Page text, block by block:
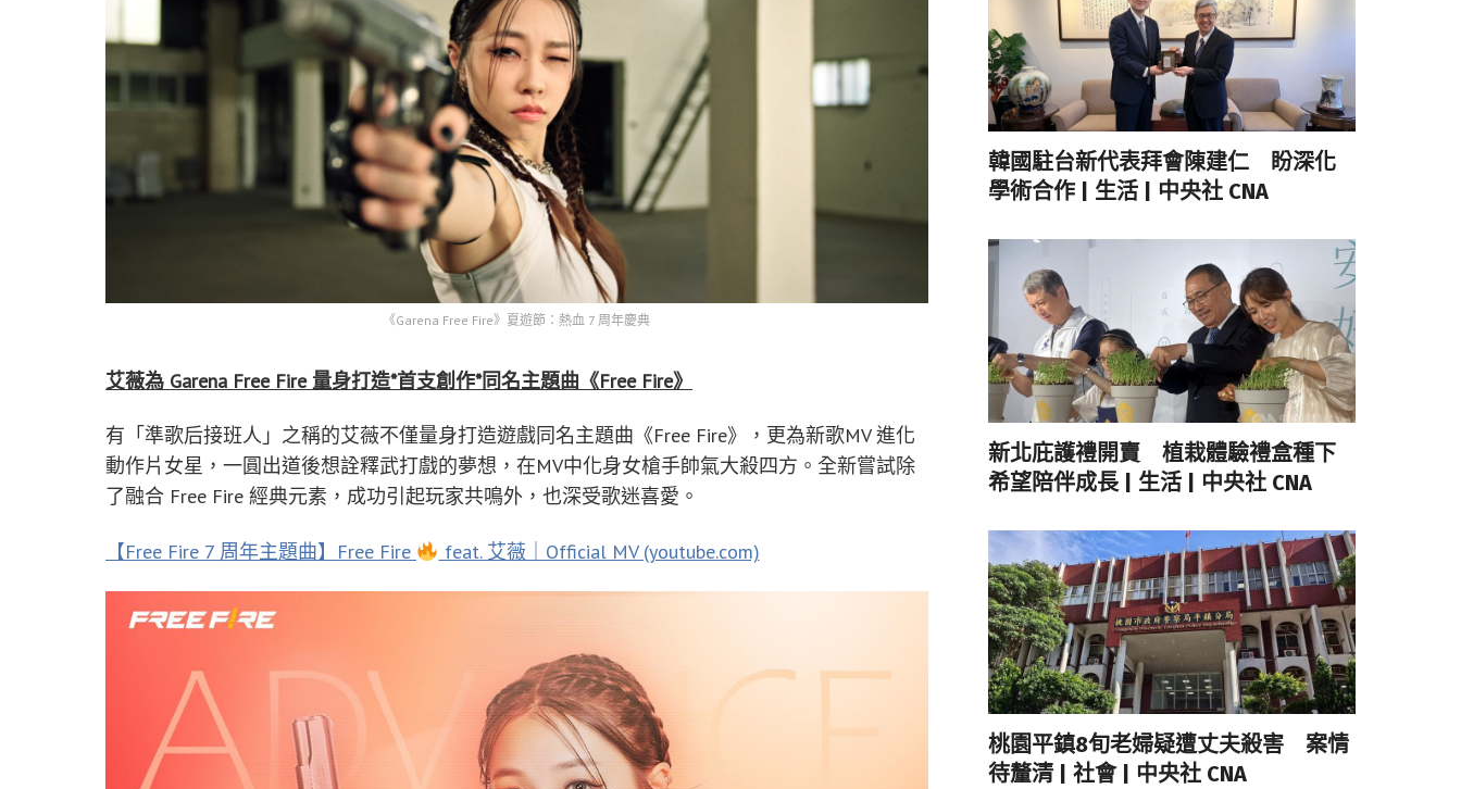
《Garena Free Fire》夏遊節：熱血 7 周年慶典
艾薇為 Garena Free Fire 量身打造*首支創作*同名主題曲《Free Fire》
有「準歌后接班人」之稱的艾薇不僅量身打造遊戲同名主題曲《Free Fire》，更為新歌MV 進化
動作片女星，一圓出道後想詮釋武打戲的夢想，在MV中化身女槍手帥氣大殺四方。全新嘗試除
了融合 Free Fire 經典元素，成功引起玩家共鳴外，也深受歌迷喜愛。
【Free Fire 7 周年主題曲】Free Fire feat. 艾薇｜Official MV (youtube.com)
韓國駐台新代表拜會陳建仁 盼深化
學術合作 | 生活 | 中央社 CNA
新北庇護禮開賣 植栽體驗禮盒種下
希望陪伴成長 | 生活 | 中央社 CNA
桃園平鎮8旬老婦疑遭丈夫殺害 案情
待釐清 | 社會 | 中央社 CNA